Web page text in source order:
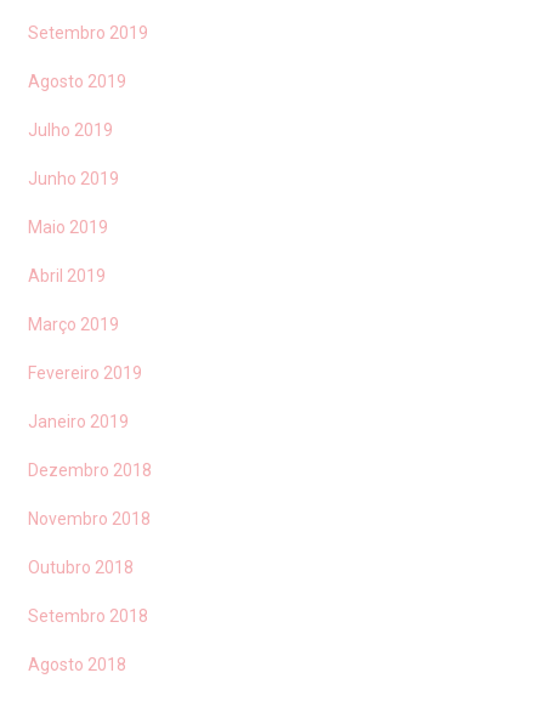
Setembro 2019
Agosto 2019
Julho 2019
Junho 2019
Maio 2019
Abril 2019
Março 2019
Fevereiro 2019
Janeiro 2019
Dezembro 2018
Novembro 2018
Outubro 2018
Setembro 2018
Agosto 2018